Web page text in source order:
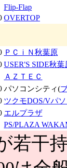
Flip-Flap
OVERTOP
ＰＣｉＮ秋葉原
USER'S SIDE秋葉
ＡＺＴＥＣ
パソコンシティ(
ツクモDOS/Vパ
エルプラザ
PS/PLAZA
若干